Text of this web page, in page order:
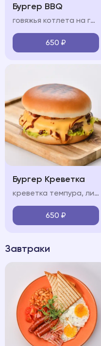
Бургер BBQ
говяжья котлета на гриле, сыр чеддер, свежие овощи, пикантный соус BBQ, мягкая булочка бриошь
650 ₽
Бургер Креветка
креветка темпура, лист салата, красный лук, маринованный огурец, бриошь, сливочный сыр, соус, помидор
650 ₽
Завтраки